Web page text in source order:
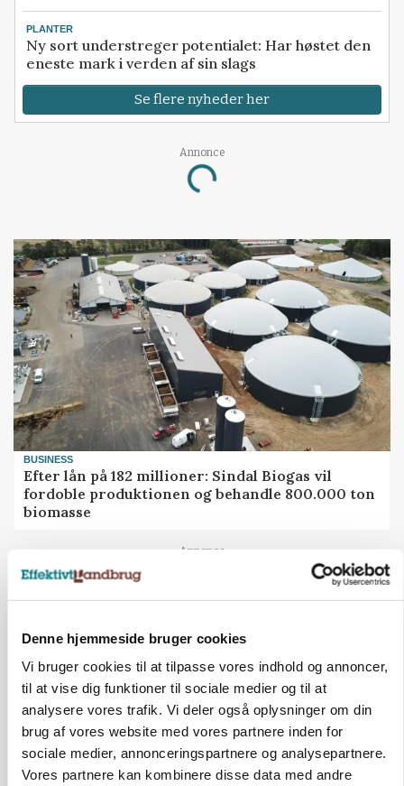
Denne hjemmeside bruger cookies
Vi bruger cookies til at tilpasse vores indhold og annoncer,
til at vise dig funktioner til sociale medier og til at
analysere vores trafik. Vi deler også oplysninger om din
brug af vores website med vores partnere inden for
sociale medier, annonceringspartnere og analysepartnere.
Vores partnere kan kombinere disse data med andre
PLANTER
Ny sort understreger potentialet: Har høstet den
eneste mark i verden af sin slags
Se flere nyheder her
Annonce
Loading...
BUSINESS
Efter lån på 182 millioner: Sindal Biogas vil
fordoble produktionen og behandle 800.000 ton
biomasse
Annonce